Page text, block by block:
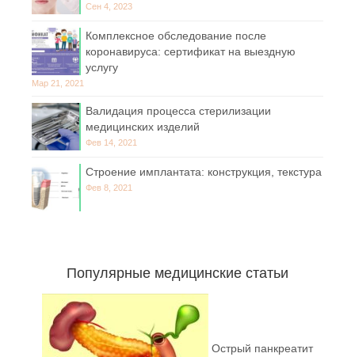
Сен 4, 2023
Комплексное обследование после
коронавируса: сертификат на выездную
услугу
Мар 21, 2021
Валидация процесса стерилизации
медицинских изделий
Фев 14, 2021
Строение имплантата: конструкция, текстура
Фев 8, 2021
Популярные медицинские статьи
Острый панкреатит